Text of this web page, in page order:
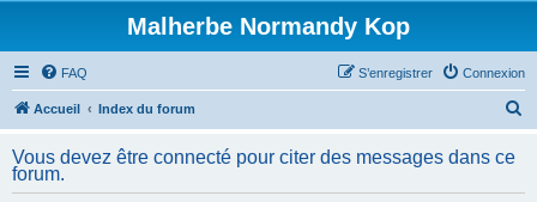
Malherbe Normandy Kop
FAQ Connexion
S’enregistrer
Accueil Index du forum
h
Vous devez être connecté pour citer des messages dans ce
forum.